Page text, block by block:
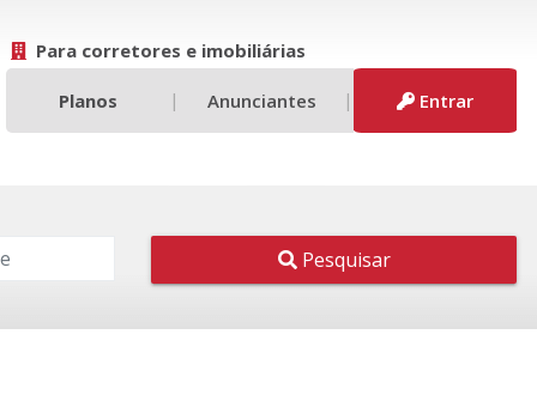
Para corretores e imobiliárias
Planos | Anunciantes | Entrar
Pesquisar